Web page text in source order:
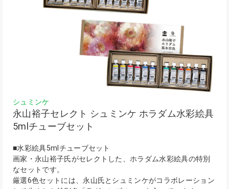
シュミンケ
永山裕子セレクト シュミンケ ホラダム水彩絵具
5mlチューブセット
■水彩絵具5mlチューブセット
画家・永山裕子氏がセレクトした、ホラダム水彩絵具の特別
なセットです。
厳選6色セットには、永山氏とシュミンケがコラボレーション